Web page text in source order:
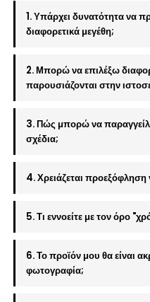
1. Υπάρχει δυνατότητα να
διαφορετικά μεγέθη;
2. Μπορώ να επιλέξω
παρουσιάζονται στην
3. Πώς μπορώ να
σχέδια;
4. Χρειάζεται προεξόφληση
5. Τι εννοείτε με τον όρο
6. Το προϊόν μου θα είναι
φωτογραφία;